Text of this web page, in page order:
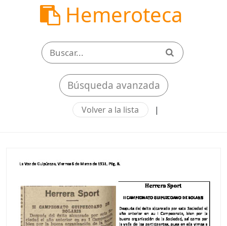
Hemeroteca
Búsqueda avanzada
Volver a la lista |